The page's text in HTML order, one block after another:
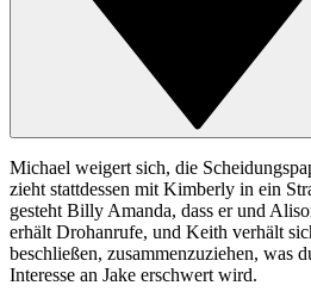
Michael weigert sich, die
zieht stattdessen mit Kimberly in ein
gesteht Billy Amanda, dass er und
erhält Drohanrufe, und Keith verhält
beschließen, zusammenzuziehen, was
Interesse an Jake erschwert wird.